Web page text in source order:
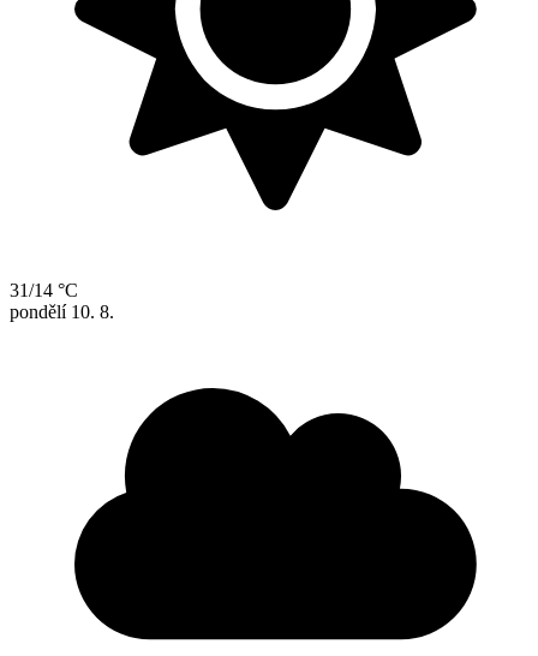
31/14 °C
pondělí 10. 8.